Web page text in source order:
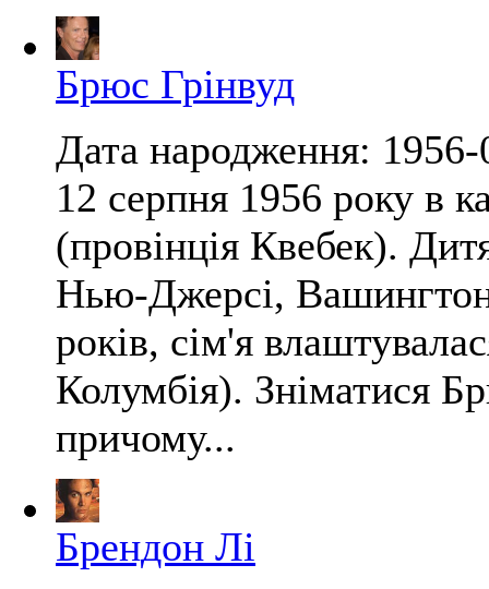
Брюс Грінвуд
Дата народження:
12 серпня 1956 року в
(провінція Квебек).
Нью-Джерсі,
років, сім'я
Колумбія). Зніматися
причому...
Брендон Лі